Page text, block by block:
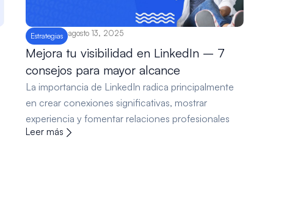
Estrategias agosto 13, 2025
Mejora tu visibilidad en LinkedIn – 7
consejos para mayor alcance
La importancia de LinkedIn radica principalmente
en crear conexiones significativas, mostrar
experiencia y fomentar relaciones profesionales
Leer más